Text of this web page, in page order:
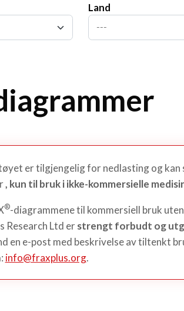
Land
---
er tilgjengelig for nedlasting og kan
, kun til bruk i ikke-kommersielle
®-diagrammene til kommersiell bruk
Research Ltd erstrengt forbudt og
en e-post med beskrivelse av tiltenkt
info@fraxplus.org.